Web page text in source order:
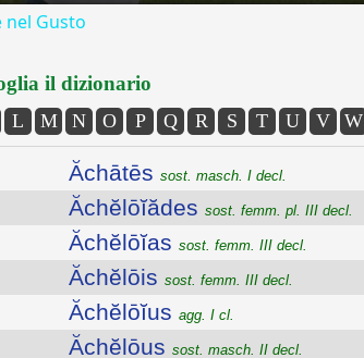
nel Gusto
il dizionario
L M N O P Q R S T U V W
Ăchātēs sost. masch. I decl.
Ăchĕlōĭădes sost. femm. pl. III decl.
Ăchĕlōĭas sost. femm. III decl.
Ăchĕlōis sost. femm. III decl.
Ăchĕlōĭus agg. I cl.
Ăchĕlōus sost. masch. II decl.